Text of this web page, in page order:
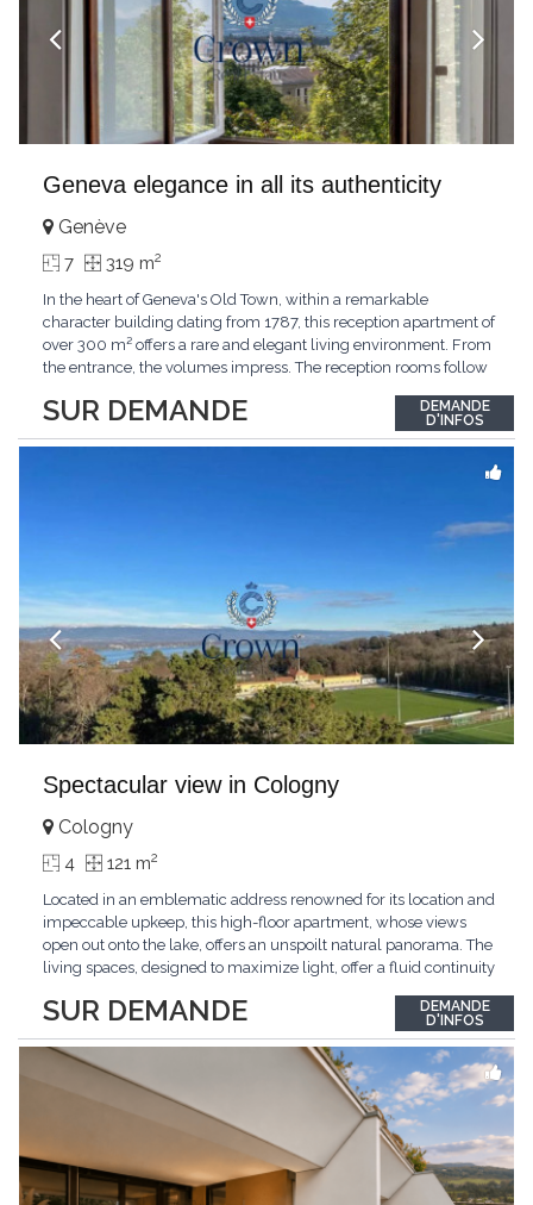
Geneva elegance in all its authenticity
SUR DEMANDE
Genève
7 319 m2
In the heart of Geneva's Old Town, within a remarkable
character building dating from 1787, this reception apartment of
over 300 m² offers a rare and elegant living environment. From
the entrance, the volumes impress. The reception rooms follow
period architecture. High ceilings, finely crafted stuccoes,
moldings, woodwork, old fireplaces,...
DEMANDE
D'INFOS
Spectacular view in Cologny
SUR DEMANDE
Cologny
4 121 m2
Located in an emblematic address renowned for its location and
impeccable upkeep, this high-floor apartment, whose views
open out onto the lake, offers an unspoilt natural panorama. The
living spaces, designed to maximize light, offer a fluid continuity
comprises two bedrooms, each with its own bathroom,
guaranteeing comfort and privacy. Private...
DEMANDE
D'INFOS